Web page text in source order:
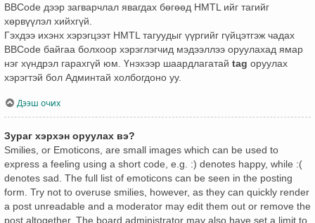
BBCode дээр загварчлал явагдах бөгөөд HMTL ийг тагийг
хөрвүүлэл хийхгүй.
Гэхдээ ихэнх хэрэгцээт HMTL тагуудыг үүргийг гүйцэтгэж чадах
BBCode байгаа болхоор хэрэглэгчид мэдээллээ оруулахад ямар
нэг хүндрэл гарахгүй юм. Үнэхээр шаардлагатай tag оруулах
хэрэгтэй бол Админтай холбогдоно уу.
Дээш очих
Зураг хэрхэн оруулах вэ?
Smilies, or Emoticons, are small images which can be used to
express a feeling using a short code, e.g. :) denotes happy, while :(
denotes sad. The full list of emoticons can be seen in the posting
form. Try not to overuse smilies, however, as they can quickly render
a post unreadable and a moderator may edit them out or remove the
post altogether. The board administrator may also have set a limit to